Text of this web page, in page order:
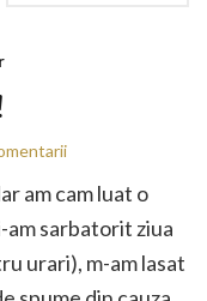
am cam luat o
am sarbatorit ziua
urari), m-am lasat